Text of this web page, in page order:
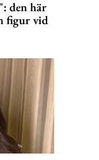
den här
figur vid